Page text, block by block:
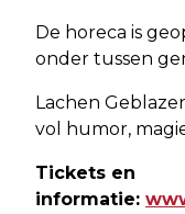
De horeca is
onder tussen
Lachen
vol humor,
Tickets en
informatie: